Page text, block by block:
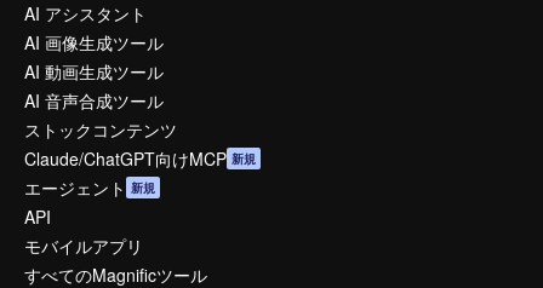
AI アシスタント
AI 画像生成ツール
AI 動画生成ツール
AI 音声合成ツール
ストックコンテンツ
Claude/ChatGPT向けMCP 新規
エージェント 新規
API
モバイルアプリ
すべてのMagnificツール